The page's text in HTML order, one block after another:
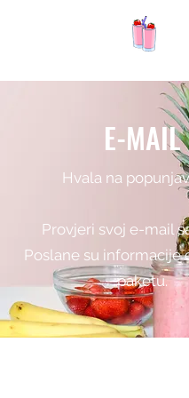
E-MAIL
Hvala na
Provjeri svoj e-mail
Poslane su informacije
paketu.